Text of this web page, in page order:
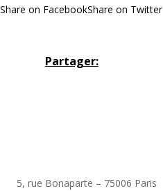
Share on FacebookShare on Twitter
Partager:
5, rue Bonaparte – 75006 Paris